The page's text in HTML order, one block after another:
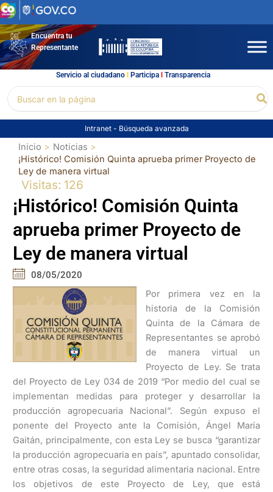
Ir
al
contenidoEncuentra tu
Representante
Servicio al ciudadano l Participal Transparencia
por:
Intranet - Búsqueda avanzada
Inicio
Noticias
¡Histórico! Comisión Quinta aprueba primer Proyecto de
Ley de manera virtual
Visitas: 126
¡Histórico! Comisión Quinta
aprueba primer Proyecto de
Ley de manera virtual
08/05/2020
Por primera vez en la
historia de la Comisión
Quinta de la Cámara de
Representantes se aprobó
de manera virtual un
Proyecto de Ley. Se trata
del Proyecto de Ley 034 de 2019 “Por medio del cual se
implementan medidas para proteger y desarrollar la
producción agropecuaria Nacional”. Según expuso el
ponente del Proyecto ante la Comisión, Ángel María
Gaitán, principalmente, con esta Ley se busca “garantizar
la producción agropecuaria en país”, apuntado consolidar,
entre otras cosas, la seguridad alimentaria nacional. Entre
los objetivos de este Proyecto de Ley, que está